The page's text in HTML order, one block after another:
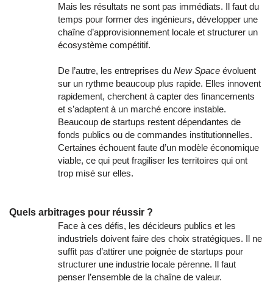
Mais les résultats ne sont pas immédiats. Il faut du
temps pour former des ingénieurs, développer une
chaîne d’approvisionnement locale et structurer un
écosystème compétitif.
De l’autre, les entreprises du New Space évoluent
sur un rythme beaucoup plus rapide. Elles innovent
rapidement, cherchent à capter des financements
et s’adaptent à un marché encore instable.
Beaucoup de startups restent dépendantes de
fonds publics ou de commandes institutionnelles.
Certaines échouent faute d’un modèle économique
viable, ce qui peut fragiliser les territoires qui ont
trop misé sur elles.
Quels arbitrages pour réussir ?
Face à ces défis, les décideurs publics et les
industriels doivent faire des choix stratégiques. Il ne
suffit pas d’attirer une poignée de startups pour
structurer une industrie locale pérenne. Il faut
penser l’ensemble de la chaîne de valeur.